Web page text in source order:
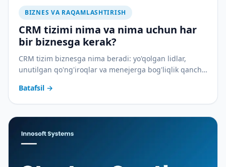
BIZNES VA RAQAMLASHTIRISH
CRM tizimi nima va nima uchun har
bir biznesga kerak?
CRM tizim biznesga nima beradi: yo'qolgan lidlar,
unutilgan qo'ng'iroqlar va menejerga bog'liqlik qancha
Batafsil →